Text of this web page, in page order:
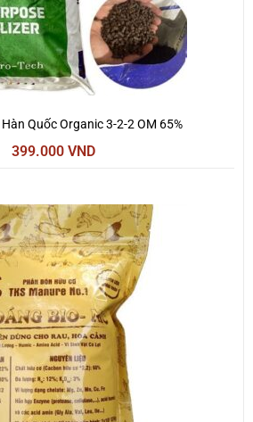
Quốc Organic 3-2-2 OM 65%
399.000 VND